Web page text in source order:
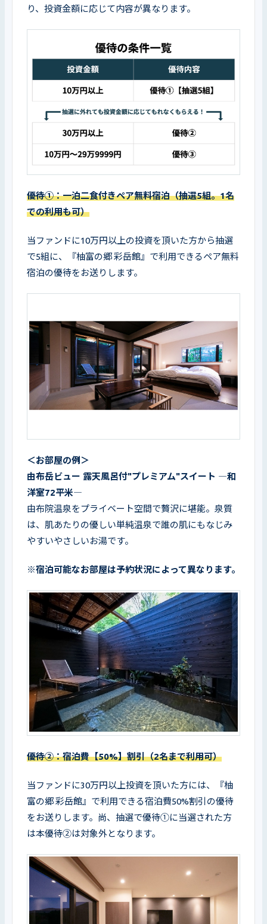
り、投資金額に応じて内容が異なります。
優待①：一泊二食付きペア無料宿泊（抽選5組。1名
での利用も可）
当ファンドに10万円以上の投資を頂いた方から抽選
で5組に、『柚富の郷 彩岳館』で利用できるペア無料
宿泊の優待をお送りします。
＜お部屋の例＞
由布岳ビュー 露天風呂付"プレミアム"スイート ―和
洋室72平米―
由布院温泉をプライベート空間で贅沢に堪能。泉質
は、肌あたりの優しい単純温泉で誰の肌にもなじみ
やすいやさしいお湯です。
※宿泊可能なお部屋は予約状況によって異なります。
優待②：宿泊費【50%】割引（2名まで利用可）
当ファンドに30万円以上投資を頂いた方には、『柚
富の郷 彩岳館』で利用できる宿泊費50%割引の優待
をお送りします。尚、抽選で優待①に当選された方
は本優待②は対象外となります。